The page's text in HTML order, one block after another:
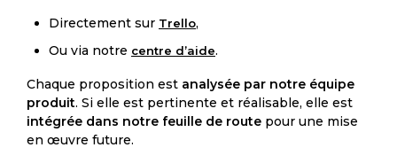
Directement sur Trello,
Ou via notre centre d’aide.
Chaque proposition est analysée par notre équipe
produit. Si elle est pertinente et réalisable, elle est
intégrée dans notre feuille de route pour une mise
en œuvre future.